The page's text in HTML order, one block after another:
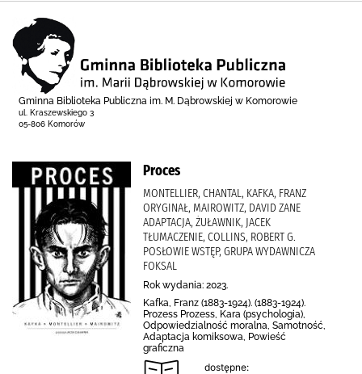
Gminna Biblioteka Publiczna im. M. Dąbrowskiej w Komorowie
ul. Kraszewskiego 3
05-806 Komorów
Proces
MONTELLIER, CHANTAL, KAFKA, FRANZ
ORYGINAŁ, MAIROWITZ, DAVID ZANE
ADAPTACJA, ŻUŁAWNIK, JACEK
TŁUMACZENIE, COLLINS, ROBERT G.
POSŁOWIE WSTĘP, GRUPA WYDAWNICZA
FOKSAL
Rok wydania: 2023.
Kafka, Franz (1883-1924). (1883-1924).
Prozess Prozess, Kara (psychologia),
Odpowiedzialność moralna, Samotność,
Adaptacja komiksowa, Powieść
graficzna
dostępne: